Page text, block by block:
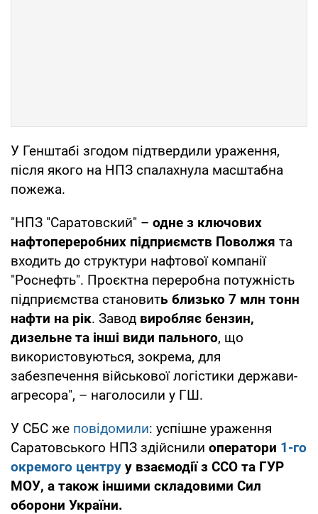
У Генштабі згодом підтвердили ураження,
після якого на НПЗ спалахнула масштабна
пожежа.
"НПЗ "Саратовский" – одне з ключових
нафтопереробних підприємств Поволжя та
входить до структури нафтової компанії
"Роснефть". Проєктна переробна потужність
підприємства становить близько 7 млн тонн
нафти на рік. Завод виробляє бензин,
дизельне та інші види пального, що
використовуються, зокрема, для
забезпечення військової логістики держави-
агресора", – наголосили у ГШ.
У СБС же повідомили: успішне ураження
Саратовського НПЗ здійснили оператори 1-го
окремого центру у взаємодії з ССО та ГУР
МОУ, а також іншими складовими Сил
оборони України.